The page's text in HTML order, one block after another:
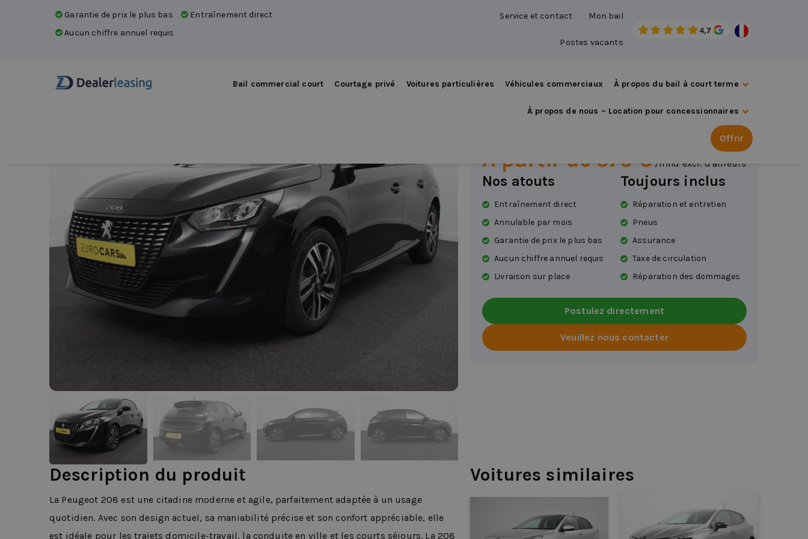
Garantie de prix le plus bas
Entraînement direct
Aucun chiffre annuel requis
Service et contact Mon bail
Postes vacants
Bail commercial court Courtage privé Voitures particulières Véhicules commerciaux À propos du bail à court terme
À propos de nous – Location pour concessionnaires
Offrir
Transmission manuelle
À partir de 579 € /mnd excl. d'ailleurs
Nos atouts
Entraînement direct
Annulable par mois
Garantie de prix le plus bas
Aucun chiffre annuel requis
Livraison sur place
Toujours inclus
Réparation et entretien
Pneus
Assurance
Taxe de circulation
Réparation des dommages
Postulez directement
Veuillez nous contacter
Description du produit
La Peugeot 208 est une citadine moderne et agile, parfaitement adaptée à un usage
quotidien. Avec son design actuel, sa maniabilité précise et son confort appréciable, elle
est idéale pour les trajets domicile-travail, la conduite en ville et les courts séjours. La 208
Voitures similaires